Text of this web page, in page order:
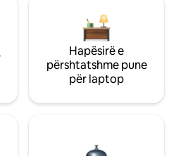
Hapësirë e
përshtatshme pune
për laptop